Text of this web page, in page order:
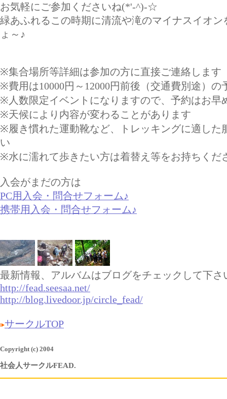
お気軽にご参加くださいね(*'-^)-☆
緑あふれるこの時期に清流や滝のマイナスイオン
ょ～♪
※集合場所等詳細は参加の方に直接ご連絡します
※費用は10000円～12000円前後（交通費別途）の
※人数限定イベントになりますので、予約はお早
※天候により内容が変わることがあります
※履き慣れた運動靴など、トレッキングに適した
い
※水に濡れて歩きたい方は着替え等をお持ちくだ
入会がまだの方は
PC用入会・問合せフォーム♪
携帯用入会・問合せフォーム♪
最新情報、アルバムはブログをチェックして下さ
http://fead.seesaa.net/
http://blog.livedoor.jp/circle_fead/
サークルTOP
Copyright (c) 2004
社会人サークルFEAD.